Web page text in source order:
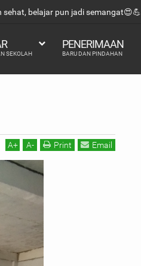
belajar pun jadi semangat😍💪
SEKOLAH
PENERIMAAN
BARU DAN PINDAHAN
A+ A- Print Email